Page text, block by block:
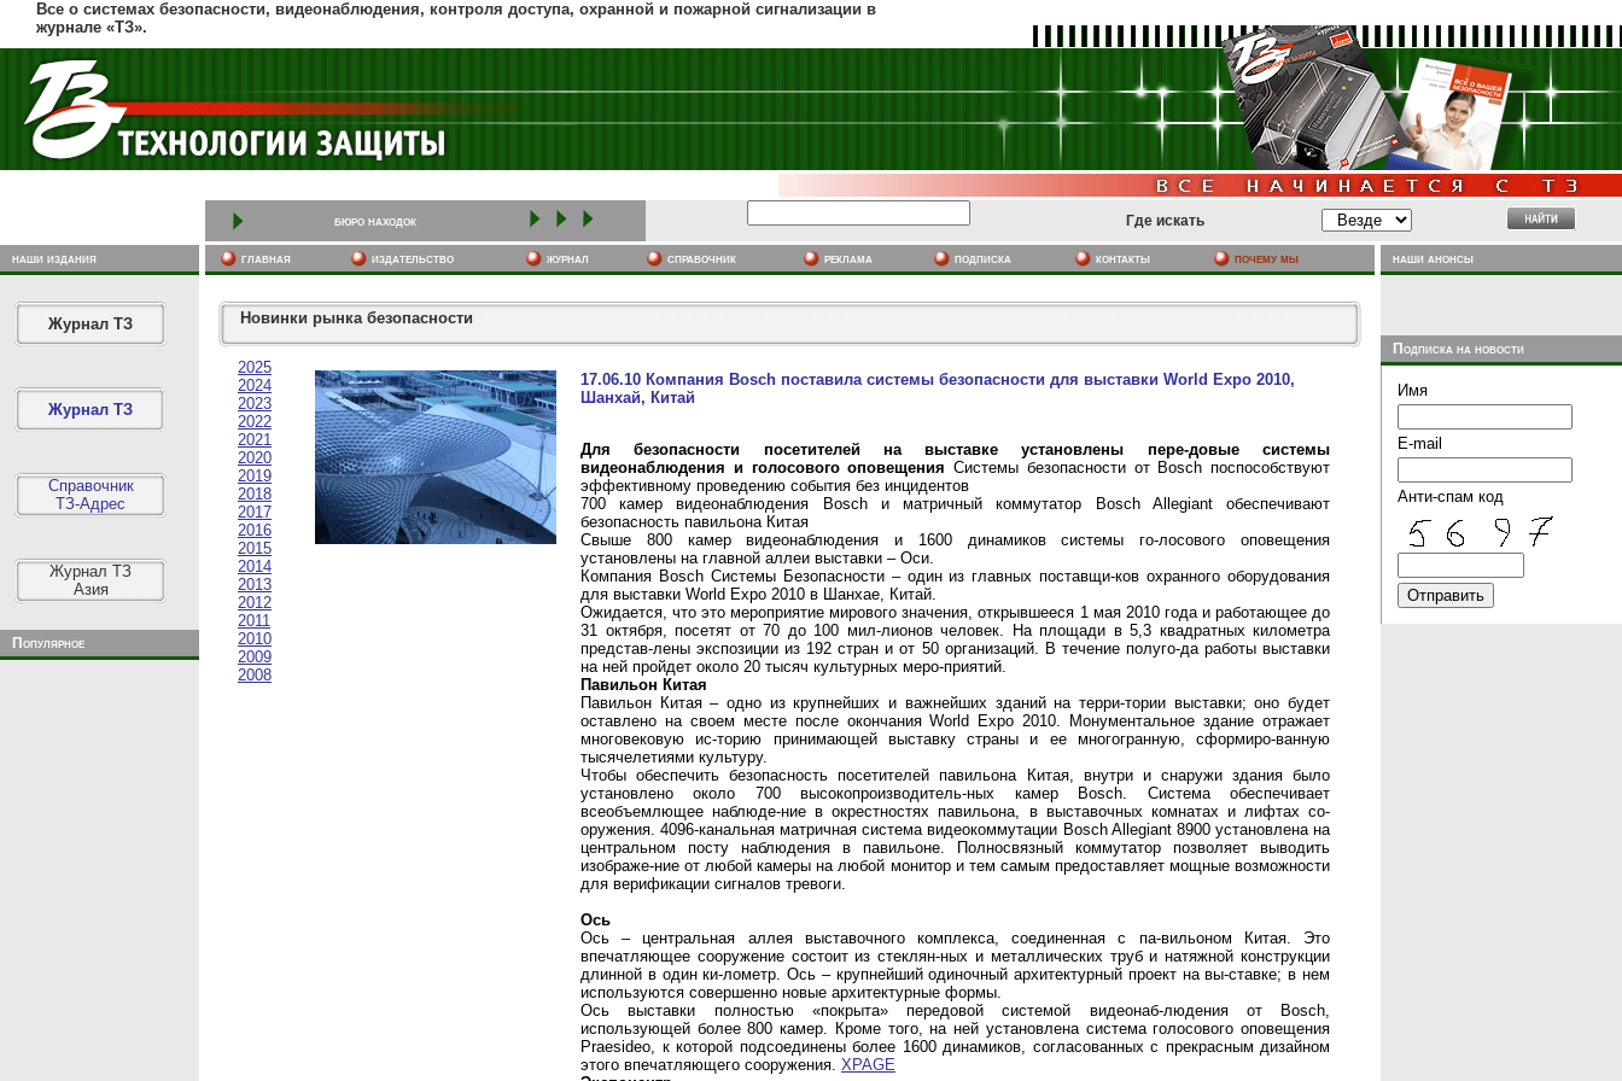
Все о системах безопасности, видеонаблюдения, контроля доступа, охранной и пожарной сигнализации в
журнале «ТЗ».
бюро находок Где искать
наши издания главная издательство журнал cправочник реклама подписка контакты почему мы наши анонсы
Журнал ТЗ
Журнал ТЗ
Справочник
ТЗ-Адрес
Журнал ТЗ
Азия
Популярное
Новинки рынка безопасности
2025
2024
2023
2022
2021
2020
2019
2018
2017
2016
2015
2014
2013
2012
2011
2010
2009
2008
17.06.10 Компания Bosch поставила системы безопасности для выставки World Expo 2010,
Шанхай, Китай
Для безопасности посетителей на выставке установлены пере-довые системы
видеонаблюдения и голосового оповещения Системы безопасности от Bosch поспособствуют
эффективному проведению события без инцидентов
700 камер видеонаблюдения Bosch и матричный коммутатор Bosch Allegiant обеспечивают
безопасность павильона Китая
Свыше 800 камер видеонаблюдения и 1600 динамиков системы го-лосового оповещения
установлены на главной аллеи выставки – Оси.
Компания Bosch Системы Безопасности – один из главных поставщи-ков охранного оборудования
для выставки World Expo 2010 в Шанхае, Китай.
Ожидается, что это мероприятие мирового значения, открывшееся 1 мая 2010 года и работающее до
31 октября, посетят от 70 до 100 мил-лионов человек. На площади в 5,3 квадратных километра
представ-лены экспозиции из 192 стран и от 50 организаций. В течение полуго-да работы выставки
на ней пройдет около 20 тысяч культурных меро-приятий.
Павильон Китая
Павильон Китая – одно из крупнейших и важнейших зданий на терри-тории выставки; оно будет
оставлено на своем месте после окончания World Expo 2010. Монументальное здание отражает
многовековую ис-торию принимающей выставку страны и ее многогранную, сформиро-ванную
тысячелетиями культуру.
Чтобы обеспечить безопасность посетителей павильона Китая, внутри и снаружи здания было
установлено около 700 высокопроизводитель-ных камер Bosch. Система обеспечивает
всеобъемлющее наблюде-ние в окрестностях павильона, в выставочных комнатах и лифтах со-
оружения. 4096-канальная матричная система видеокоммутации Bosch Allegiant 8900 установлена на
центральном посту наблюдения в павильоне. Полносвязный коммутатор позволяет выводить
изображе-ние от любой камеры на любой монитор и тем самым предоставляет мощные возможности
для верификации сигналов тревоги.
Ось
Ось – центральная аллея выставочного комплекса, соединенная с па-вильоном Китая. Это
впечатляющее сооружение состоит из стеклян-ных и металлических труб и натяжной конструкции
длинной в один ки-лометр. Ось – крупнейший одиночный архитектурный проект на вы-ставке; в нем
используются совершенно новые архитектурные формы.
Ось выставки полностью «покрыта» передовой системой видеонаб-людения от Bosch,
использующей более 800 камер. Кроме того, на ней установлена система голосового оповещения
Praesideo, к которой подсоединены более 1600 динамиков, согласованных с прекрасным дизайном
этого впечатляющего сооружения. XPAGE
Подписка на новости
Имя
E-mail
Анти-спам код